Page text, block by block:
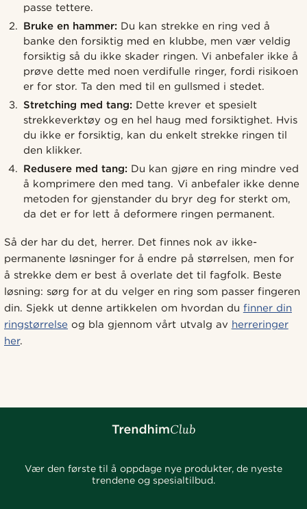
passe tettere.
Bruke en hammer: Du kan strekke en ring ved å
banke den forsiktig med en klubbe, men vær veldig
forsiktig så du ikke skader ringen. Vi anbefaler ikke å
prøve dette med noen verdifulle ringer, fordi risikoen
er for stor. Ta den med til en gullsmed i stedet.
Stretching med tang: Dette krever et spesielt
strekkeverktøy og en hel haug med forsiktighet. Hvis
du ikke er forsiktig, kan du enkelt strekke ringen til
den klikker.
Redusere med tang: Du kan gjøre en ring mindre ved
å komprimere den med tang. Vi anbefaler ikke denne
metoden for gjenstander du bryr deg for sterkt om,
da det er for lett å deformere ringen permanent.
Så der har du det, herrer. Det finnes nok av ikke-
permanente løsninger for å endre på størrelsen, men for
å strekke dem er best å overlate det til fagfolk. Beste
løsning: sørg for at du velger en ring som passer fingeren
din. Sjekk ut denne artikkelen om hvordan du finner din
ringstørrelse og bla gjennom vårt utvalg av herreringer
her.
Vær den første til å oppdage nye produkter, de nyeste
trendene og spesialtilbud.